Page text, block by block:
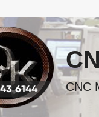
CNC